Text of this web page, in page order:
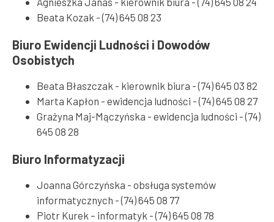
Beata Kozak - (74) 645 08 23
Biuro Ewidencji Ludności i Dowodów
Osobistych
Beata Błaszczak - kierownik biura - (74) 645 03 82
Marta Kapłon - ewidencja ludności - (74) 645 08 27
Grażyna Maj-Mączyńska - ewidencja ludności - (74)
645 08 28
Biuro Informatyzacji
Joanna Górczyńska - obsługa systemów
informatycznych - (74) 645 08 77
Piotr Kurek – informatyk - (74) 645 08 78